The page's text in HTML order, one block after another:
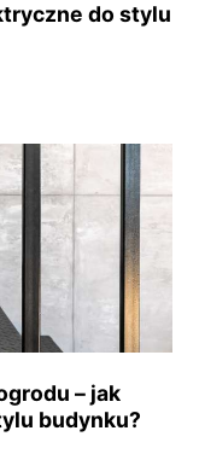
do stylu
– jak
budynku?